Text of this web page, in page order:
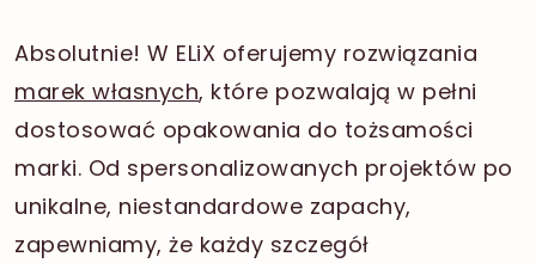
Absolutnie! W ELiX oferujemy rozwiązania
marek własnych, które pozwalają w pełni
dostosować opakowania do tożsamości
marki. Od spersonalizowanych projektów po
unikalne, niestandardowe zapachy,
zapewniamy, że każdy szczegół